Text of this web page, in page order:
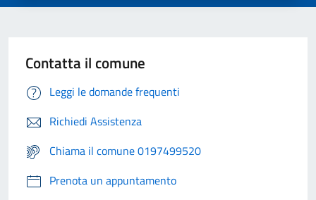
Contatta il comune
Leggi le domande frequenti
Richiedi Assistenza
Chiama il comune 0197499520
Prenota un appuntamento